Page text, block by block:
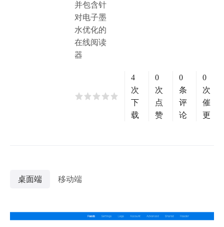
并包含针
对电子墨
水优化的
在线阅读
器
4
次
下
载
0
次
点
赞
0
条
评
论
0
次
催
更
桌面端 移动端